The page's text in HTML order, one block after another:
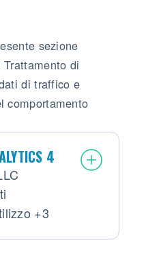
sezione
di
di traffico e
comportamento
4
trattati:
+3